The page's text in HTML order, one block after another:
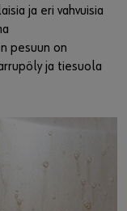
ja eri vahvuisia
pesuun on
ja tiesuola